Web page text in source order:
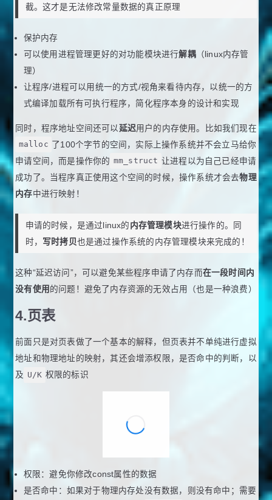
截。这才是无法修改常量数据的真正原理
保护内存
可以使用进程管理更好的对功能模块进行解耦（linux内存管
理）
让程序/进程可以用统一的方式/视角来看待内存，以统一的方
式编译加载所有可执行程序，简化程序本身的设计和实现
同时，程序地址空间还可以 延迟用户的内存使用。比如我们现在
malloc
了100个字节的空间，实际上操作系统并不会立马给你
申请空间，而是操作你的 mm_struct 让进程以为自己已经申请
成功了。当程序真正使用这个空间的时候，操作系统才会去物理
内存中进行映射！
申请的时候，是通过linux的 内存管理模块进行操作的。同
时， 写时拷贝也是通过操作系统的内存管理模块来完成的！
这种“延迟访问”，可以避免某些程序申请了内存而在一段时间内
没有使用 的问题！避免了内存资源的无效占用（也是一种浪费）
4.页表
前面只是对页表做了一个基本的解释，但页表并不单纯进行虚拟
地址和物理地址的映射，其还会增添权限，是否命中的判断，以
及 U/K 权限的标识
权限：避免你修改const属性的数据
是否命中：如果对于物理内存处没有数据，则没有命中；需要